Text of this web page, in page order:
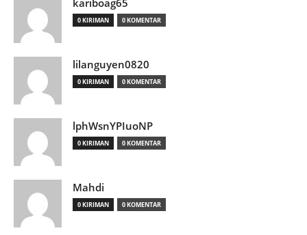
kariboag65
0 KIRIMAN 0 KOMENTAR
lilanguyen0820
0 KIRIMAN 0 KOMENTAR
lphWsnYPIuoNP
0 KIRIMAN 0 KOMENTAR
Mahdi
0 KIRIMAN 0 KOMENTAR